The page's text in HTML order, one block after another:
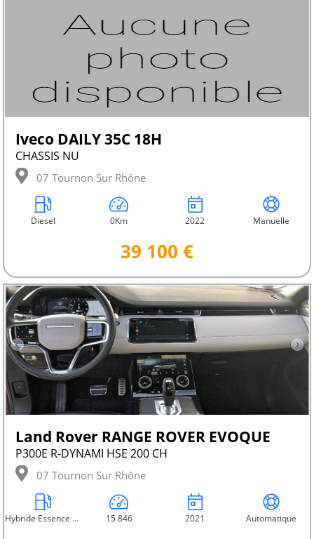
Iveco DAILY 35C 18H
CHASSIS NU
07 Tournon Sur Rhône
Diesel 0Km 2022 Manuelle
39 100 €
Land Rover RANGE ROVER EVOQUE
P300E R-DYNAMI HSE 200 CH
07 Tournon Sur Rhône
Hybride Essence Rechargeable 15 846 2021 Automatique